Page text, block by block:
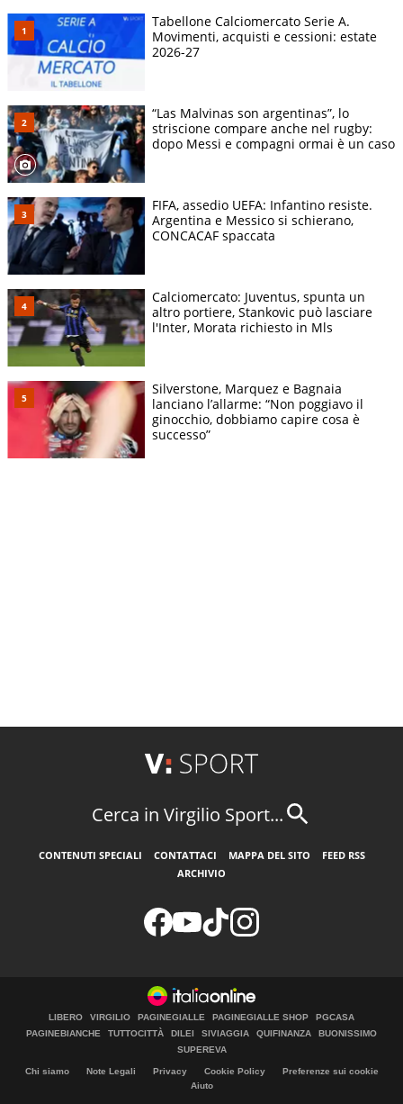
Tabellone Calciomercato Serie A.
Movimenti, acquisti e cessioni: estate
2026-27
“Las Malvinas son argentinas”, lo
striscione compare anche nel rugby:
dopo Messi e compagni ormai è un caso
FIFA, assedio UEFA: Infantino resiste.
Argentina e Messico si schierano,
CONCACAF spaccata
Calciomercato: Juventus, spunta un
altro portiere, Stankovic può lasciare
l'Inter, Morata richiesto in Mls
Silverstone, Marquez e Bagnaia
lanciano l’allarme: “Non poggiavo il
ginocchio, dobbiamo capire cosa è
successo”
Cerca in Virgilio Sport...
CONTENUTI SPECIALI CONTATTACI MAPPA DEL SITO
FEED RSS
ARCHIVIO
LIBERO VIRGILIO PAGINEGIALLE PAGINEGIALLE SHOP
PGCASA
PAGINEBIANCHE
TUTTOCITTÀ DILEI SIVIAGGIA QUIFINANZA
BUONISSIMO
SUPEREVA
Chi siamo Note Legali Privacy Cookie Policy
Preferenze sui cookie
Aiuto